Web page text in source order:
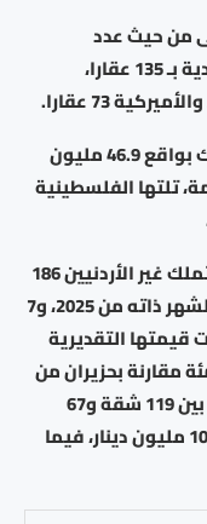
من حيث عدد
العقارات بواقع 267 عقارا، تلتها السعودية بـ 135 عقارا،
وتصدرت الجنسية العراقية قيمة التملك بواقع 46.9 مليون
القيمة، تلتها الفلسطينية
وفي حزيران الماضي، بلغ عدد معاملات تملك غير الأردنيين 186
عقارا، بارتفاع نسبته 27 بالمئة مقارنة بالشهر ذاته من 2025، و7
قيمتها التقديرية
دينار، بارتفاع نسبته 145 بالمئة مقارنة بحزيران من
العام الماضي، وتوزعت معاملات الشهر بين 119 شقة و67
قطعة أرض، حيث بلغت قيمة الشقق 10.7 مليون دينار، فيما